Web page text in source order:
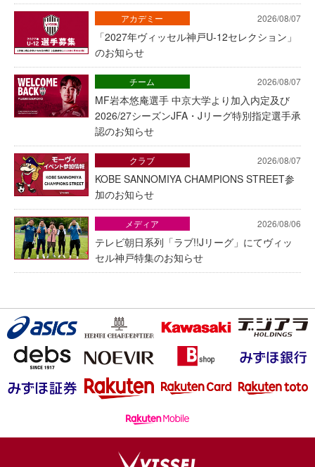
2026/08/07
「2027年ヴィッセル神戸U-12セレクション」
のお知らせ
アカデミー
2026/08/07
MF岩本悠庵選手 中京大学より加入内定及び
2026/27シーズンJFA・Jリーグ特別指定選手承
認のお知らせ
チーム
2026/08/07
KOBE SANNOMIYA CHAMPIONS STREET参
加のお知らせ
クラブ
2026/08/06
テレビ朝日系列「ラブ!!Jリーグ」にてヴィッ
セル神戸特集のお知らせ
メディア